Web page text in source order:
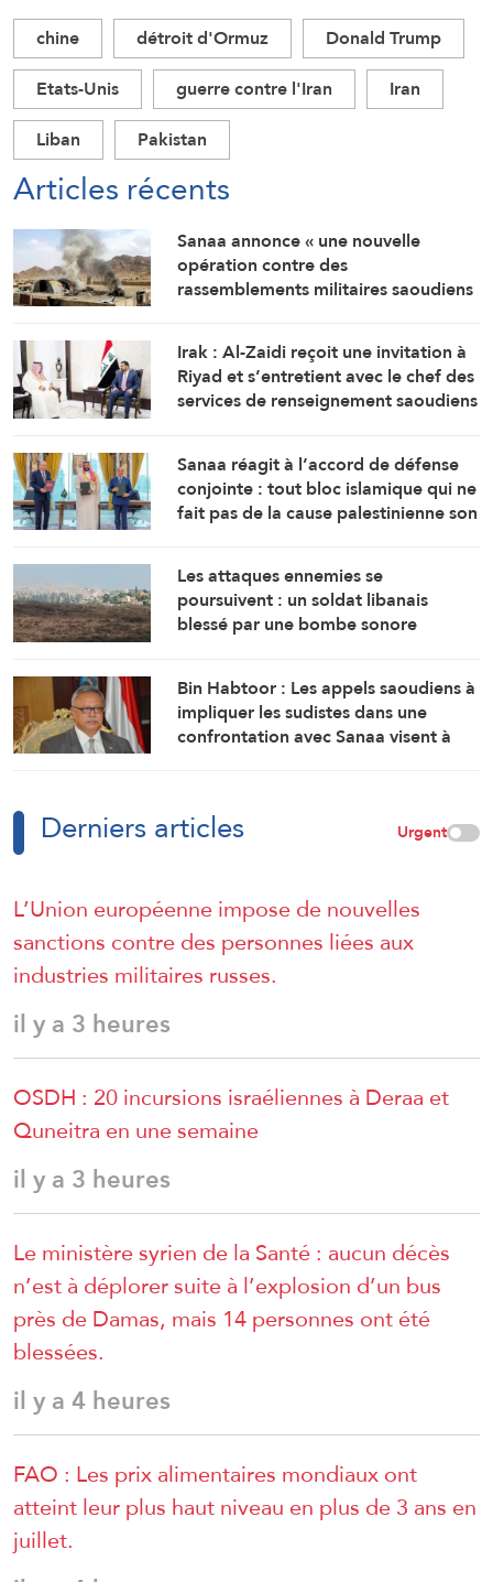
chine détroit d'Ormuz
Donald Trump
Etats-Unis
guerre contre l'Iran
Iran
Liban
Pakistan
Articles récents
Sanaa annonce « une nouvelle
opération contre des
rassemblements militaires saoudiens
Irak : Al-Zaidi reçoit une invitation à
Riyad et s’entretient avec le chef des
services de renseignement saoudiens
Sanaa réagit à l’accord de défense
conjointe : tout bloc islamique qui ne
fait pas de la cause palestinienne son
Les attaques ennemies se
poursuivent : un soldat libanais
blessé par une bombe sonore
Bin Habtoor : Les appels saoudiens à
impliquer les sudistes dans une
confrontation avec Sanaa visent à
Derniers articles Urgent
L’Union européenne impose de nouvelles
sanctions contre des personnes liées aux
industries militaires russes.
il y a 3 heures
OSDH : 20 incursions israéliennes à Deraa et
Quneitra en une semaine
il y a 3 heures
Le ministère syrien de la Santé : aucun décès
n’est à déplorer suite à l’explosion d’un bus
près de Damas, mais 14 personnes ont été
blessées.
il y a 4 heures
FAO : Les prix alimentaires mondiaux ont
atteint leur plus haut niveau en plus de 3 ans en
juillet.